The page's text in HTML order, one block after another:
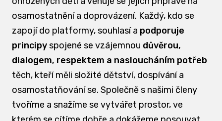
osamostatnění a doprovázení. Každý, kdo se
zapojí do platformy, souhlasí a podporuje
principyspojené se vzájemnou důvěrou,
dialogem, respektem a nasloucháním potřeb
těch, kteří měli složité dětství, dospívání a
osamostatňování se. Společně s našimi členy
tvoříme a snažíme se vytvářet prostor, ve